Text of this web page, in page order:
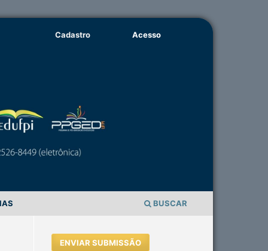
BUSCAR
Cadastro Acesso
ENVIAR SUBMISSÃO